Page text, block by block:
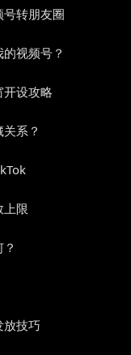
转朋友圈
视频号？
设攻略
系？
上限
放技巧